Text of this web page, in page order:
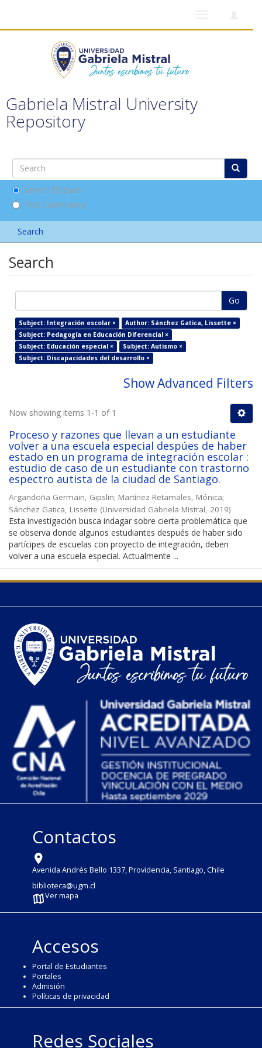
Gabriela Mistral University
Repository
Search DSpace
This Community
Search
Search
Go
Subject: Integración escolar ×
Author: Sánchez Gatica, Lissette ×
Subject: Pedagogía en Educación Diferencial ×
Subject: Educación especial ×
Subject: Autismo ×
Subject: Discapacidades del desarrollo ×
Show Advanced Filters
Now showing items 1-1 of 1
Proceso y razones que llevan a un estudiante
volver a una escuela especial despúes de haber
estado en un programa de integración escolar :
estudio de caso de un estudiante con trastorno
espectro autista de la ciudad de Santiago.
Argandoña Germain, Gipslin; Martínez Retamales, Mónica;
Sánchez Gatica, Lissette (Universidad Gabriela Mistral, 2019)
Esta investigación busca indagar sobre cierta problemática que
se observa donde algunos estudiantes después de haber sido
partícipes de escuelas con proyecto de integración, deben
volver a una escuela especial. Actualmente ...
Contactos
Avenida Andrés Bello 1337, Providencia, Santiago, Chile
biblioteca@ugm.cl
Ver mapa
Accesos
Portal de Estudiantes
Portales
Admisión
Políticas de privacidad
Redes Sociales